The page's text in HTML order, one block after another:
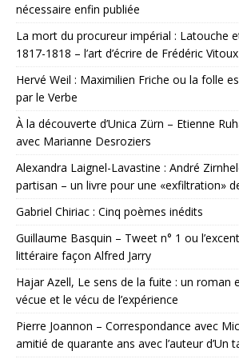
nécessaire enfin publiée
La mort du procureur impérial : Latouche
1817-1818 – l’art d’écrire de Frédéric Vitoux
Hervé Weil : Maximilien Friche ou la folle
par le Verbe
À la découverte d’Unica Zürn – Etienne
avec Marianne Desroziers
Alexandra Laignel-Lavastine : André
partisan – un livre pour une «exfiltration»
Gabriel Chiriac : Cinq poèmes inédits
Guillaume Basquin – Tweet n° 1 ou
littéraire façon Alfred Jarry
Hajar Azell, Le sens de la fuite : un roman
vécue et le vécu de l’expérience
Pierre Joannon – Correspondance avec
amitié de quarante ans avec l’auteur d’Un